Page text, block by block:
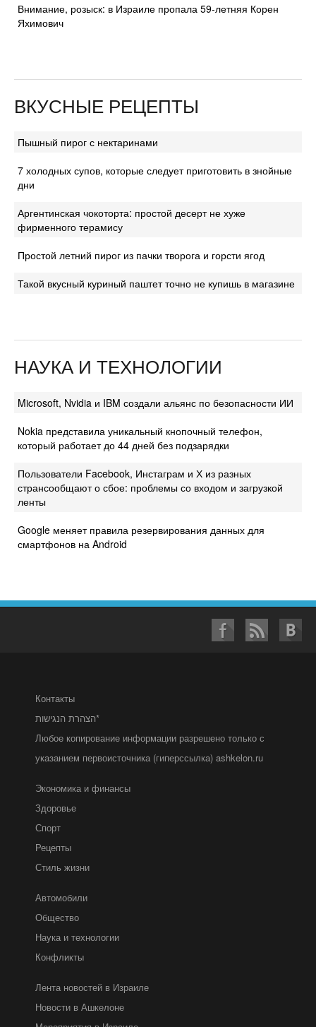
Внимание, розыск: в Израиле пропала 59-летняя Корен
Яхимович
ВКУСНЫЕ РЕЦЕПТЫ
Пышный пирог с нектаринами
7 холодных супов, которые следует приготовить в знойные
дни
Аргентинская чокоторта: простой десерт не хуже
фирменного терамису
Простой летний пирог из пачки творога и горсти ягод
Такой вкусный куриный паштет точно не купишь в магазине
НАУКА И ТЕХНОЛОГИИ
Microsoft, Nvidia и IBM создали альянс по безопасности ИИ
Nokia представила уникальный кнопочный телефон,
который работает до 44 дней без подзарядки
Пользователи Facebook, Инстаграм и Х из разных
странсообщают о сбое: проблемы со входом и загрузкой
ленты
Google меняет правила резервирования данных для
смартфонов на Android
Контакты
הצהרת הנגישות*
Любое копирование информации разрешено только с
указанием первоисточника (гиперссылка) ashkelon.ru
Экономика и финансы
Здоровье
Спорт
Рецепты
Стиль жизни
Автомобили
Общество
Наука и технологии
Конфликты
Лента новостей в Израиле
Новости в Ашкелоне